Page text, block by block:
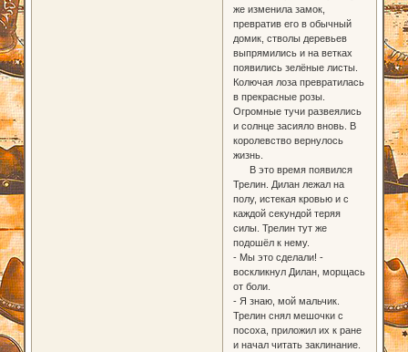
же изменила замок,
превратив его в обычный
домик, стволы деревьев
выпрямились и на ветках
появились зелёные листы.
Колючая лоза превратилась
в прекрасные розы.
Огромные тучи развеялись
и солнце засияло вновь. В
королевство вернулось
жизнь.
В это время появился
Трелин. Дилан лежал на
полу, истекая кровью и с
каждой секундой теряя
силы. Трелин тут же
подошёл к нему.
- Мы это сделали! -
воскликнул Дилан, морщась
от боли.
- Я знаю, мой мальчик.
Трелин снял мешочки с
посоха, приложил их к ране
и начал читать заклинание.